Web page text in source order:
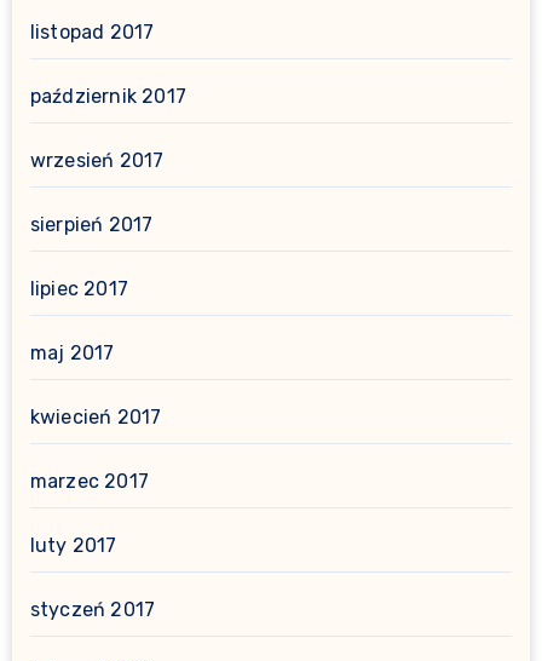
listopad 2017
październik 2017
wrzesień 2017
sierpień 2017
lipiec 2017
maj 2017
kwiecień 2017
marzec 2017
luty 2017
styczeń 2017